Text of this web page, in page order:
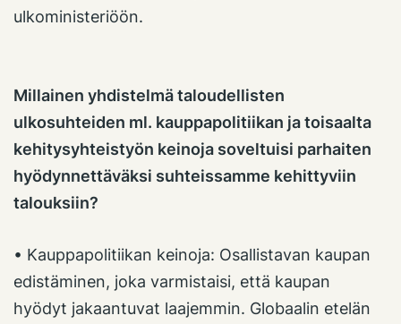
ulkoministeriöön.
Millainen yhdistelmä taloudellisten
ulkosuhteiden ml. kauppapolitiikan ja toisaalta
kehitysyhteistyön keinoja soveltuisi parhaiten
hyödynnettäväksi suhteissamme kehittyviin
talouksiin?
• Kauppapolitiikan keinoja: Osallistavan kaupan
edistäminen, joka varmistaisi, että kaupan
hyödyt jakaantuvat laajemmin. Globaalin etelän